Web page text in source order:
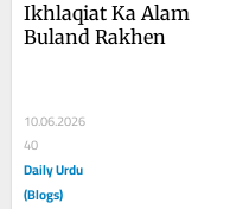
Ikhlaqiat Ka Alam
Buland Rakhen
10.06.2026
40
Daily Urdu
(Blogs)